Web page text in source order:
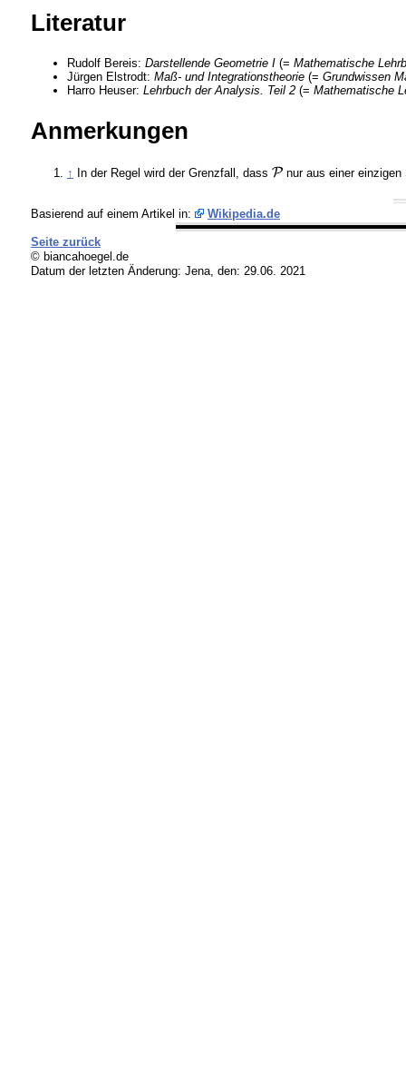
Literatur
Rudolf Bereis: Darstellende Geometrie I(= Mathematische
Jürgen Elstrodt: Maß- und Integrationstheorie(= Grundwissen
Harro Heuser: Lehrbuch der Analysis. Teil 2(= Mathematische
Anmerkungen
↑ In der Regel wird der Grenzfall, dass nur aus einer einzigen
Basierend auf einem Artikel in: Wikipedia.de
Seite zurück
© biancahoegel.de
Datum der letzten Änderung: Jena, den: 29.06. 2021